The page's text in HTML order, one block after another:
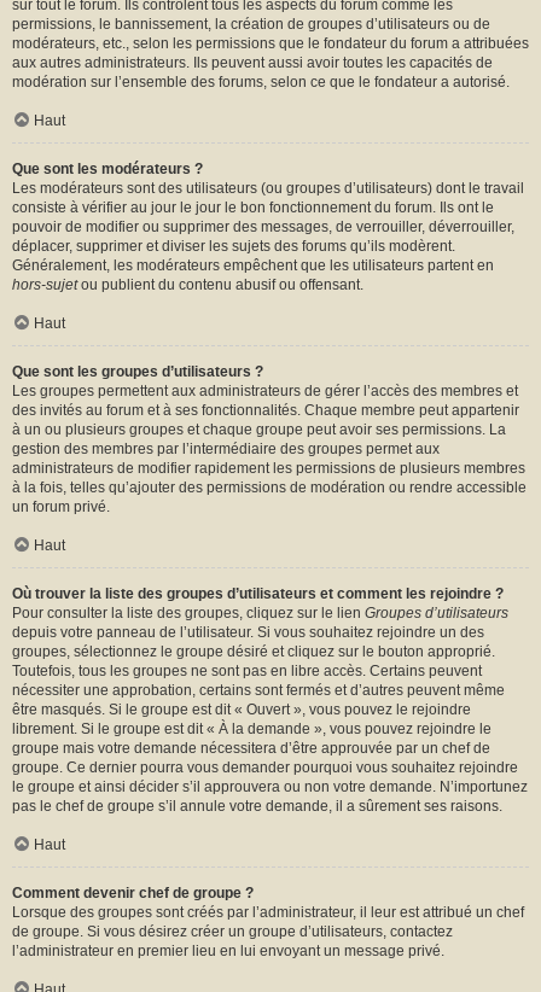
sur tout le forum. Ils contrôlent tous les aspects du forum comme les
permissions, le bannissement, la création de groupes d’utilisateurs ou de
modérateurs, etc., selon les permissions que le fondateur du forum a attribuées
aux autres administrateurs. Ils peuvent aussi avoir toutes les capacités de
modération sur l’ensemble des forums, selon ce que le fondateur a autorisé.
Haut
Que sont les modérateurs ?
Les modérateurs sont des utilisateurs (ou groupes d’utilisateurs) dont le travail
consiste à vérifier au jour le jour le bon fonctionnement du forum. Ils ont le
pouvoir de modifier ou supprimer des messages, de verrouiller, déverrouiller,
déplacer, supprimer et diviser les sujets des forums qu’ils modèrent.
Généralement, les modérateurs empêchent que les utilisateurs partent en
hors-sujetou publient du contenu abusif ou offensant.
Haut
Que sont les groupes d’utilisateurs ?
Les groupes permettent aux administrateurs de gérer l’accès des membres et
des invités au forum et à ses fonctionnalités. Chaque membre peut appartenir
à un ou plusieurs groupes et chaque groupe peut avoir ses permissions. La
gestion des membres par l’intermédiaire des groupes permet aux
administrateurs de modifier rapidement les permissions de plusieurs membres
à la fois, telles qu’ajouter des permissions de modération ou rendre accessible
un forum privé.
Haut
Où trouver la liste des groupes d’utilisateurs et comment les rejoindre ?
Pour consulter la liste des groupes, cliquez sur le lien Groupes d’utilisateurs
depuis votre panneau de l’utilisateur. Si vous souhaitez rejoindre un des
groupes, sélectionnez le groupe désiré et cliquez sur le bouton approprié.
Toutefois, tous les groupes ne sont pas en libre accès. Certains peuvent
nécessiter une approbation, certains sont fermés et d’autres peuvent même
être masqués. Si le groupe est dit « Ouvert », vous pouvez le rejoindre
librement. Si le groupe est dit « À la demande », vous pouvez rejoindre le
groupe mais votre demande nécessitera d’être approuvée par un chef de
groupe. Ce dernier pourra vous demander pourquoi vous souhaitez rejoindre
le groupe et ainsi décider s’il approuvera ou non votre demande. N’importunez
pas le chef de groupe s’il annule votre demande, il a sûrement ses raisons.
Haut
Comment devenir chef de groupe ?
Lorsque des groupes sont créés par l’administrateur, il leur est attribué un chef
de groupe. Si vous désirez créer un groupe d’utilisateurs, contactez
l’administrateur en premier lieu en lui envoyant un message privé.